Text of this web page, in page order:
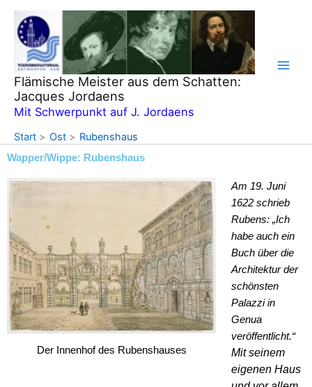
Zum
Inhalt
springen
Flämische Meister aus dem Schatten:
Jacques Jordaens
Mit Schwerpunkt auf J. Jordaens
Start Ost Rubenshaus
Wapper/Wippe: Rubenshaus
Der Innenhof des Rubenshauses
Am 19. Juni
1622 schrieb
Rubens: „Ich
habe auch ein
Buch über die
Architektur der
schönsten
Palazzi in
Genua
veröffentlicht.“
Mit seinem
eigenen Haus